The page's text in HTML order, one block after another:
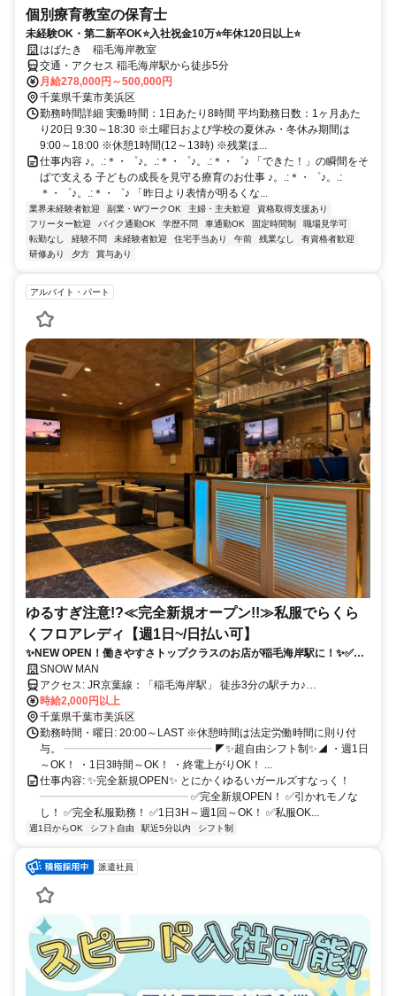
個別療育教室の保育士
未経験OK・第二新卒OK⭐入社祝金10万⭐年休120日以上⭐
はばたき 稲毛海岸教室
交通・アクセス 稲毛海岸駅から徒歩5分
月給278,000円～500,000円
千葉県千葉市美浜区
勤務時間詳細 実働時間：1日あたり8時間 平均勤務日数：1ヶ月あた
り20日 9:30～18:30 ※土曜日および学校の夏休み・冬休み期間は
9:00～18:00 ※休憩1時間(12～13時) ※残業ほ...
仕事内容 ♪。.:＊・゜♪。.:＊・゜♪。.:＊・゜♪ 「できた！」の瞬間をそ
ばで支える 子どもの成長を見守る療育のお仕事 ♪。.:＊・゜♪。.:
＊・゜♪。.:＊・゜♪ 「昨日より表情が明るくな...
業界未経験者歓迎 副業・WワークOK 主婦・主夫歓迎
資格取得支援あり
フリーター歓迎
バイク通勤OK 学歴不問 車通勤OK 固定時間制
職場見学可
転勤なし
経験不問 未経験者歓迎 住宅手当あり 午前 残業なし
有資格者歓迎
研修あり
夕方 賞与あり
アルバイト・パート
ゆるすぎ注意!?≪完全新規オープン!!≫私服でらくら
くフロアレディ【週1日~/日払い可】
✨NEW OPEN！働きやすさトップクラスのお店が稲毛海岸駅に！✨✅送
りあり！✅1日3H～週1回～OK！✅日払いOK！✅引かれモノ無し！未経
験者さんも大歓迎٩(^ᗜ^ )و ´-
SNOW MAN
アクセス: JR京葉線：「稲毛海岸駅」 徒歩3分の駅チカ♪
┈┈┈┈┈┈┈┈┈┈┈┈┈ 学校や仕事帰りに サクッとお小遣い稼
ぎにぴったり！ 駅チカなので通勤もラクラク♪ 千葉市内はもちろん、
稲毛駅・千葉駅エリアからも通いやすい立地◎ 電車の場合も検見川
浜駅や海浜幕張駅、 新習志野駅からは乗り換えなし！ JR総武線の船
橋駅や津田沼駅、 幕張本郷駅や西船橋駅などからも 乗り換え1回でら
くらくアクセス♪ ━━━━━━━━━━━━━━˚₊‧♡
時給2,000円以上
千葉県千葉市美浜区
勤務時間・曜日: 20:00～LAST ※休憩時間は法定労働時間に則り付
与。 ┈┈┈┈┈┈┈┈┈┈┈┈┈┈ ◤✨超自由シフト制✨◢ ・週1日
～OK！ ・1日3時間～OK！ ・終電上がりOK！ ...
仕事内容: ✨完全新規OPEN✨ とにかくゆるいガールズすなっく！
┈┈┈┈┈┈┈┈┈┈┈┈┈┈ ✅完全新規OPEN！ ✅引かれモノな
し！ ✅完全私服勤務！ ✅1日3H～週1回～OK！ ✅私服OK...
週1日からOK シフト自由 駅近5分以内 シフト制
派遣社員